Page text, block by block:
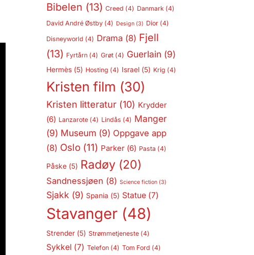
Bibelen (13) Creed (4) Danmark (4)
David André Østby(4) Design(3) Dior(4)
Disneyworld (4) Drama (8) Fjell
(13) Fyrtårn(4) Grøt(4) Guerlain (9)
Hermès(5) Hosting (4) Israel(5) Krig (4)
Kristen film (30)
Kristen litteratur(10) Krydder
(6) Lanzarote(4) Lindås (4) Manger
(9) Museum (9) Oppgave app
(8) Oslo(11) Parker(6) Pasta (4)
Påske(5) Radøy(20)
Sandnessjøen (8) Science fiction(3)
Sjakk (9) Spania (5) Statue(7)
Stavanger(48)
Strender(5) Strømmetjeneste(4)
Sykkel (7) Telefon(4) Tom Ford (4)